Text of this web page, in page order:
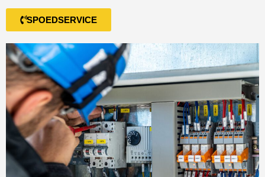
SPOEDSERVICE